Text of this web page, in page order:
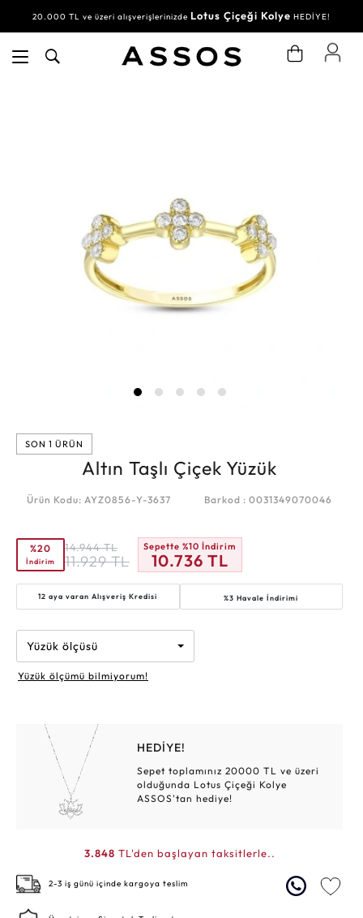
20.000 TL ve üzeri alışverişlerinizde Lotus Çiçeği Kolye HEDİYE!
SON 1 ÜRÜN
Altın Taşlı Çiçek Yüzük
Ürün Kodu: AYZ0856-Y-3637 Barkod : 0031349070046
%20
İndirim
14.944 TL
11.929 TL
Sepette %10 İndirim
10.736 TL
12 aya varanAlışveriş Kredisi %3 Havale İndirimi
Yüzük ölçüsü
Yüzük ölçümü bilmiyorum!
HEDİYE!
Sepet toplamınız 20000 TL ve üzeri
olduğunda Lotus Çiçeği Kolye
ASSOS'tan hediye!
3.848 TL'den başlayan taksitlerle..
2-3 iş günü içinde kargoya teslim